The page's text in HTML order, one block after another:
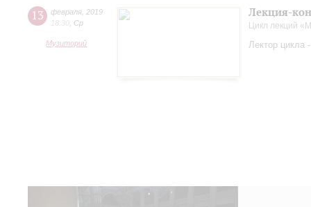
13 февраля 2019
18:30 Ср
Музиторий
Лекция-
Цикл лекций
Лектор цикла